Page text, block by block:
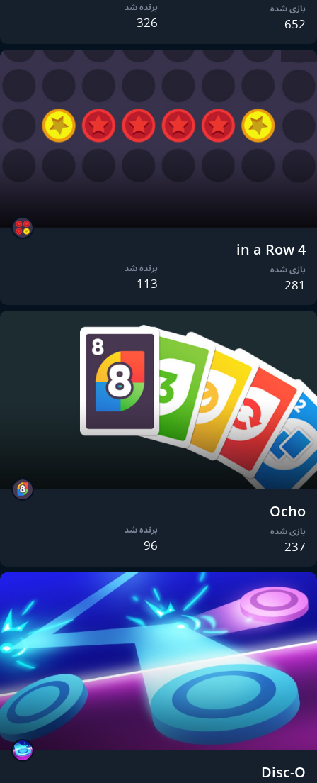
بازی شده
652
برنده شد
326
4 in a Row
بازی شده
281
برنده شد
113
Ocho
بازی شده
237
برنده شد
96
Disc-O